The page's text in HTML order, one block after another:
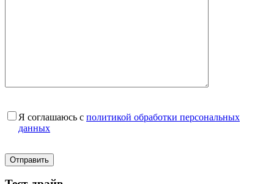
Я соглашаюсь с политикой обработки персональных
данных